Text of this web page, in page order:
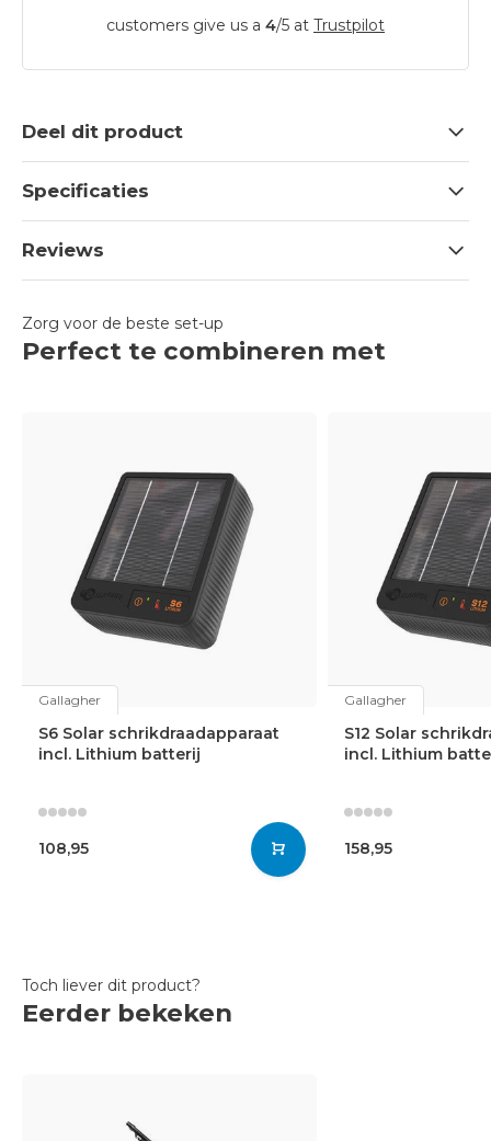
customers give us a 4/5 at Trustpilot
Deel dit product
Specificaties
Reviews
Zorg voor de beste set-up
Perfect te combineren met
Gallagher
S6 Solar schrikdraadapparaat
incl. Lithium batterij
108,95
Gallagher
S12 Solar
incl. Lithium
158,95
Toch liever dit product?
Eerder bekeken